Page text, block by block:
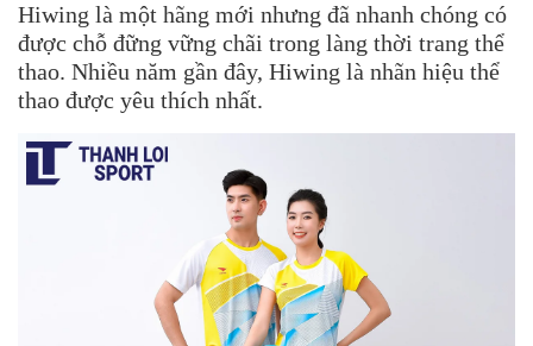
Hiwing là một hãng mới nhưng đã nhanh chóng có
được chỗ đững vững chãi trong làng thời trang thể
thao. Nhiều năm gần đây, Hiwing là nhãn hiệu thể
thao được yêu thích nhất.